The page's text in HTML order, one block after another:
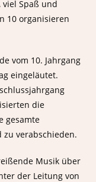
vom 10. Jahrgang
eingeläutet.
die
gesamte
zu verabschieden.
Musik über
der Leitung von